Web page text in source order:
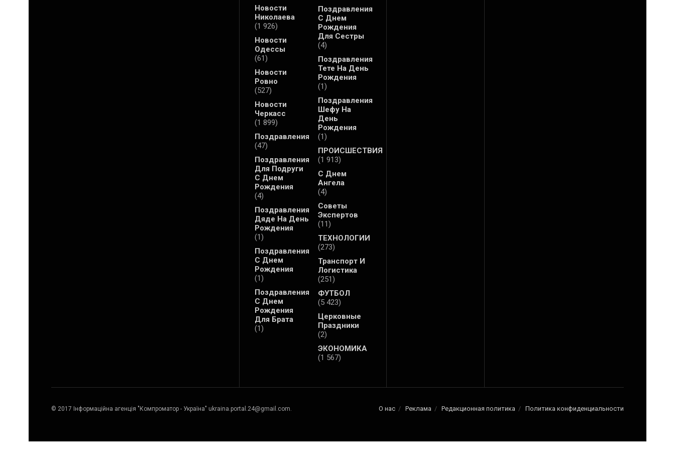
Новости
Николаева
(1 926)
Новости
Одессы
(61)
Новости
Ровно
(527)
Новости
Черкасс
(1 899)
Поздравления
(47)
Поздравления
Для Подруги
С Днем
Рождения
(4)
Поздравления
Дяде На День
Рождения
(1)
Поздравления
С Днем
Рождения
(1)
Поздравления
С Днем
Рождения
Для Брата
(1)
Поздравления
С Днем
Рождения
Для Сестры
(4)
Поздравления
Тете На День
Рождения
(1)
Поздравления
Шефу На
День
Рождения
(1)
ПРОИСШЕСТВИЯ
(1 913)
С Днем
Ангела
(4)
Советы
Экспертов
(11)
ТЕХНОЛОГИИ
(273)
Транспорт И
Логистика
(251)
ФУТБОЛ
(5 423)
Церковные
Праздники
(2)
ЭКОНОМИКА
(1 567)
О нас Реклама Редакционная политика Политика конфиденциальности
© 2017 Інформаційна агенція "Компроматор - Україна" ukraina.portal.24@gmail.com.